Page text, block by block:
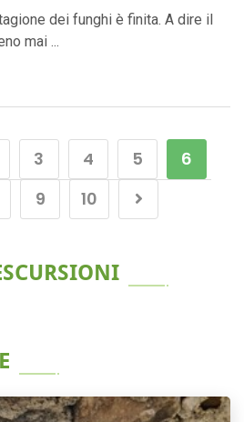
dei funghi è finita. A dire il
mai ...
3 4 5
6
9 10